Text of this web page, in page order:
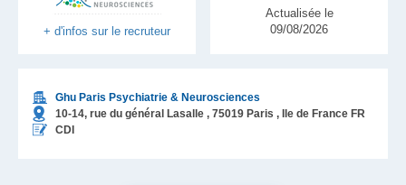
+ d'infos sur le recruteur
Ghu Paris Psychiatrie & Neurosciences
10-14, rue du général Lasalle , 75019 Paris , Ile de France FR
CDI
Actualisée le
09/08/2026